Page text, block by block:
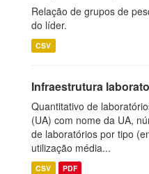
Relação de grupos de
do líder.
CSV
Infraestrutura
Quantitativo de
(UA) com nome da UA,
de laboratórios por tipo
utilização média...
CSV PDF